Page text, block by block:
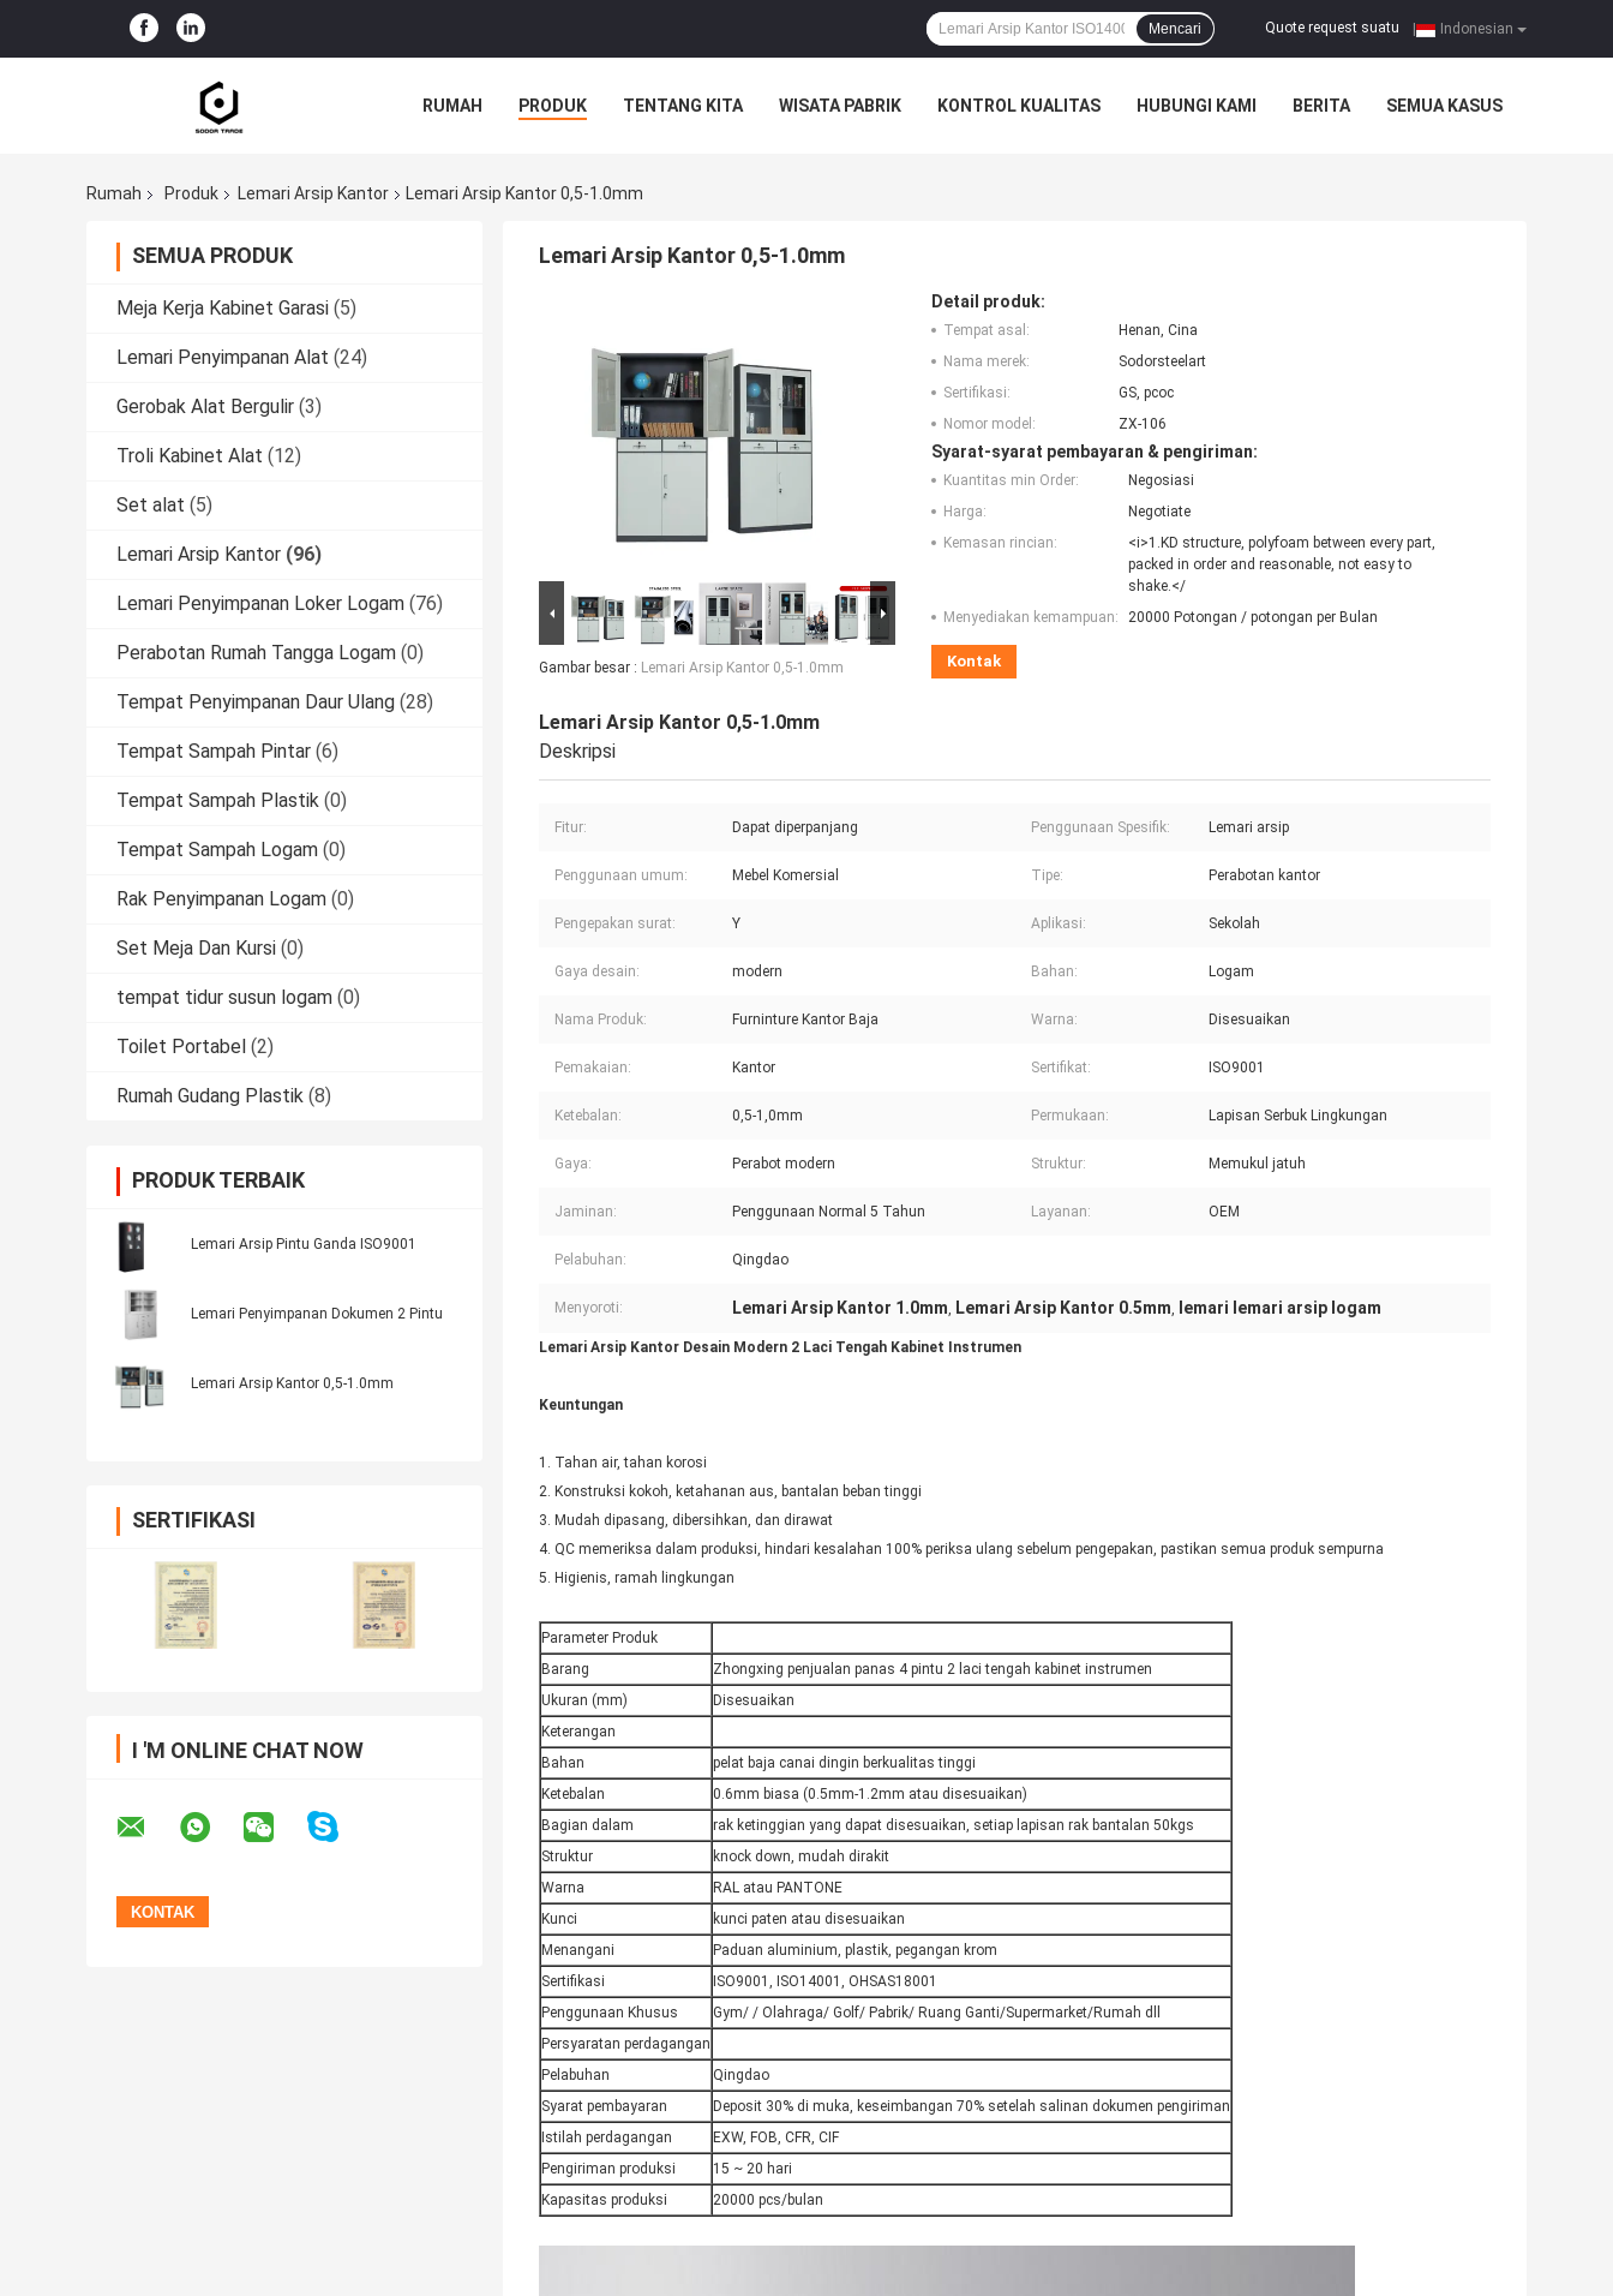
Indonesian
Quote request suatu
Mencari
RUMAH PRODUK TENTANG KITA WISATA PABRIK KONTROL KUALITAS HUBUNGI KAMI BERITA SEMUA KASUS
Rumah Produk Lemari Arsip Kantor Lemari Arsip Kantor 0,5-1.0mm
SEMUA PRODUK
Meja Kerja Kabinet Garasi (5)
Lemari Penyimpanan Alat (24)
Gerobak Alat Bergulir (3)
Troli Kabinet Alat (12)
Set alat (5)
Lemari Arsip Kantor (96)
Lemari Penyimpanan Loker Logam (76)
Perabotan Rumah Tangga Logam (0)
Tempat Penyimpanan Daur Ulang (28)
Tempat Sampah Pintar (6)
Tempat Sampah Plastik (0)
Tempat Sampah Logam (0)
Rak Penyimpanan Logam (0)
Set Meja Dan Kursi (0)
tempat tidur susun logam (0)
Toilet Portabel (2)
Rumah Gudang Plastik (8)
PRODUK TERBAIK
Lemari Arsip Pintu Ganda ISO9001
Lemari Penyimpanan Dokumen 2 Pintu
Lemari Arsip Kantor 0,5-1.0mm
SERTIFIKASI
I 'M ONLINE CHAT NOW
Lemari Arsip Kantor 0,5-1.0mm
Gambar besar : Lemari Arsip Kantor 0,5-1.0mm
Detail produk:
Tempat asal:
Henan, Cina
Nama merek:
Sodorsteelart
Sertifikasi:
GS, pcoc
Nomor model:
ZX-106
Syarat-syarat pembayaran & pengiriman:
Kuantitas min Order:
Negosiasi
Harga:
Negotiate
Kemasan rincian:
<i>1.KD structure, polyfoam between every part,
packed in order and reasonable, not easy to
shake.</
Menyediakan kemampuan:
20000 Potongan / potongan per Bulan
Kontak
Lemari Arsip Kantor 0,5-1.0mm
Deskripsi
Fitur: Dapat diperpanjang Penggunaan Spesifik: Lemari arsip
Penggunaan umum: Mebel Komersial Tipe: Perabotan kantor
Pengepakan surat: Y Aplikasi: Sekolah
Gaya desain: modern Bahan: Logam
Nama Produk: Furninture Kantor Baja Warna: Disesuaikan
Pemakaian: Kantor Sertifikat: ISO9001
Ketebalan: 0,5-1,0mm Permukaan: Lapisan Serbuk Lingkungan
Gaya: Perabot modern Struktur: Memukul jatuh
Jaminan: Penggunaan Normal 5 Tahun Layanan: OEM
Pelabuhan: Qingdao
Menyoroti: Lemari Arsip Kantor 1.0mm, Lemari Arsip Kantor 0.5mm, lemari lemari arsip logam
Lemari Arsip Kantor Desain Modern 2 Laci Tengah Kabinet Instrumen
Keuntungan
1. Tahan air, tahan korosi
2. Konstruksi kokoh, ketahanan aus, bantalan beban tinggi
3. Mudah dipasang, dibersihkan, dan dirawat
4. QC memeriksa dalam produksi, hindari kesalahan 100% periksa ulang sebelum pengepakan, pastikan semua produk sempurna
5. Higienis, ramah lingkungan
Parameter Produk
Barang
Zhongxing penjualan panas 4 pintu 2 laci tengah kabinet instrumen
Ukuran (mm)
Disesuaikan
Keterangan
Bahan
pelat baja canai dingin berkualitas tinggi
Ketebalan
0.6mm biasa (0.5mm-1.2mm atau disesuaikan)
Bagian dalam
rak ketinggian yang dapat disesuaikan, setiap lapisan rak bantalan 50kgs
Struktur
knock down, mudah dirakit
Warna
RAL atau PANTONE
Kunci
kunci paten atau disesuaikan
Menangani
Paduan aluminium, plastik, pegangan krom
Sertifikasi
ISO9001, ISO14001, OHSAS18001
Penggunaan Khusus
Gym/ / Olahraga/ Golf/ Pabrik/ Ruang Ganti/Supermarket/Rumah dll
Persyaratan perdagangan
Pelabuhan
Qingdao
Syarat pembayaran
Deposit 30% di muka, keseimbangan 70% setelah salinan dokumen pengiriman
Istilah perdagangan
EXW, FOB, CFR, CIF
Pengiriman produksi
15 ~ 20 hari
Kapasitas produksi
20000 pcs/bulan